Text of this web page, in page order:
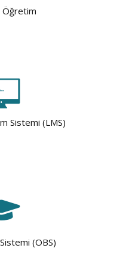
Öğretim
Sistemi (LMS)
(OBS)